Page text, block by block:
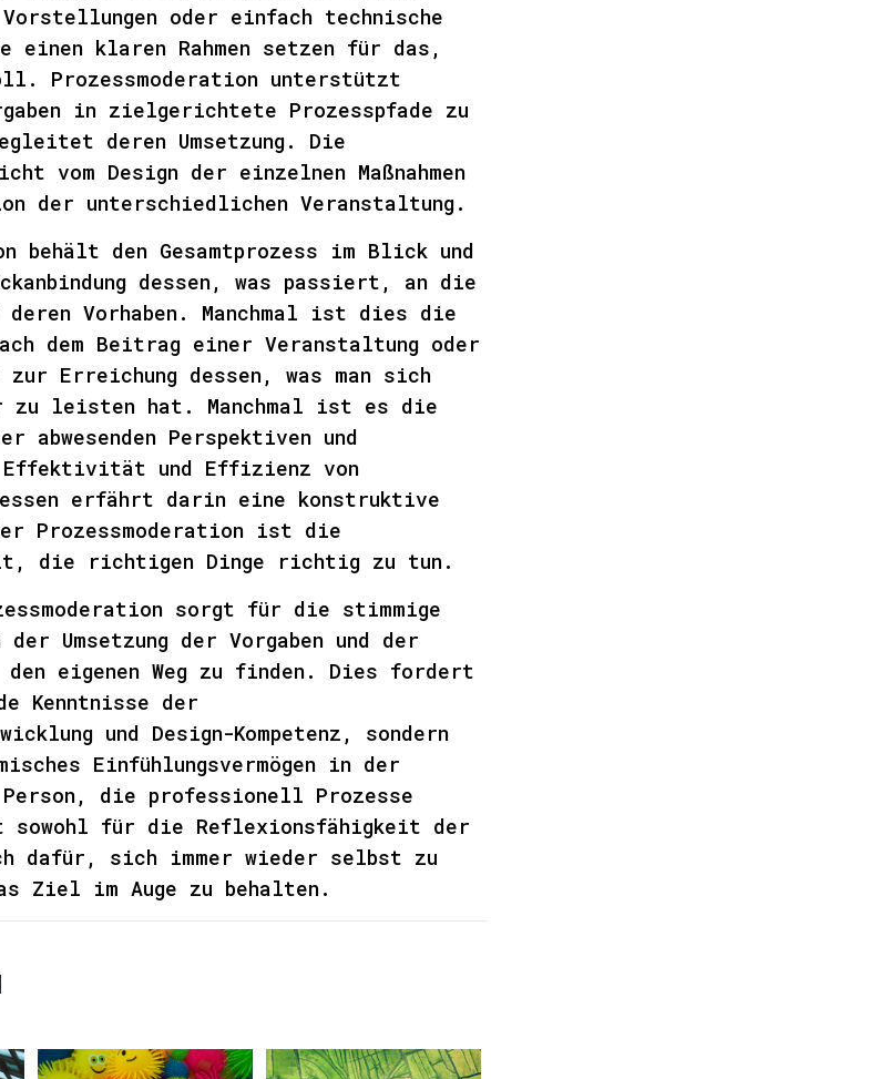
oder einfach technische
einen klaren Rahmen setzen für das,
Prozessmoderation unterstützt
in zielgerichtete Prozesspfade zu
deren Umsetzung. Die
vom Design der einzelnen Maßnahmen
der unterschiedlichen Veranstaltung.
behält den Gesamtprozess im Blick und
dessen, was passiert, an die
deren Vorhaben. Manchmal ist dies die
dem Beitrag einer Veranstaltung oder
Erreichung dessen, was man sich
zu leisten hat. Manchmal ist es die
abwesenden Perspektiven und
und Effizienz von
erfährt darin eine konstruktive
Prozessmoderation ist die
die richtigen Dinge richtig zu tun.
sorgt für die stimmige
der Umsetzung der Vorgaben und der
eigenen Weg zu finden. Dies fordert
Kenntnisse der
und Design-Kompetenz, sondern
Einfühlungsvermögen in der
die professionell Prozesse
sowohl für die Reflexionsfähigkeit der
dafür, sich immer wieder selbst zu
Ziel im Auge zu behalten.